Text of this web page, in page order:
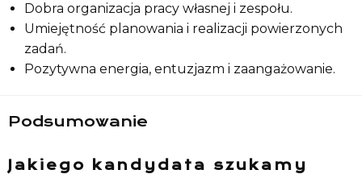
Dobra organizacja pracy własnej i zespołu.
Umiejętność planowania i realizacji powierzonych
zadań.
Pozytywna energia, entuzjazm i zaangażowanie.
Podsumowanie
Jakiego kandydata szukamy